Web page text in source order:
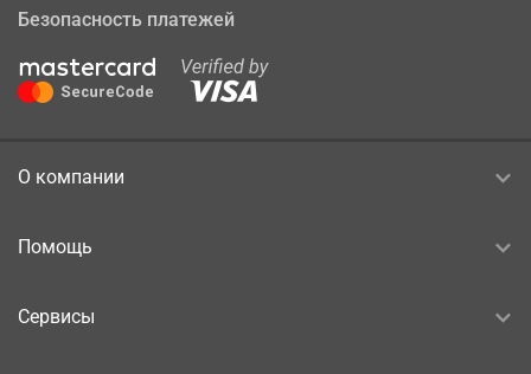
Безопасность платежей
О компании
Помощь
Сервисы